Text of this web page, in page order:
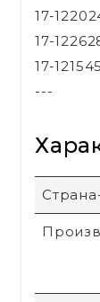
17-
17-
17-
---